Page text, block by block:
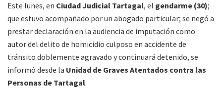
Este lunes, en Ciudad Judicial Tartagal, el gendarme (30);
que estuvo acompañado por un abogado particular; se negó a
prestar declaración en la audiencia de imputación como
autor del delito de homicidio culposo en accidente de
tránsito doblemente agravado y continuará detenido, se
informó desde la Unidad de Graves Atentados contra las
Personas de Tartagal.